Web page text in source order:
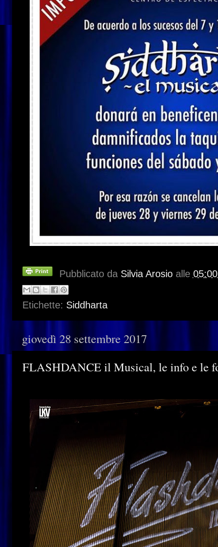
Pubblicato da Silvia Arosio alle
Etichette: Siddharta
giovedì 28 settembre 2017
FLASHDANCE il Musical, le info e le